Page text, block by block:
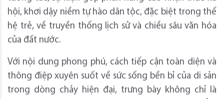
hội, khơi dậy niềm tự hào dân tộc, đặc biệt trong thế
hệ trẻ, về truyền thống lịch sử và chiều sâu văn hóa
của đất nước.
Với nội dung phong phú, cách tiếp cận toàn diện và
thông điệp xuyên suốt về sức sống bền bỉ của di sản
trong dòng chảy hiện đại, trưng bày không chỉ là